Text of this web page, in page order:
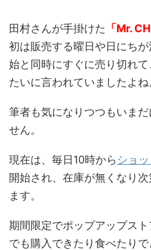
田村さんが手掛けた 「Mr.
初は販売する曜日や日にち
始と同時にすぐに売り切れ
たいに言われていましたよね
筆者も気になりつつもいま
せん。
現在は、毎日10時から ショ
開始され、在庫が無くなり
ます。
期間限定でポップアップス
でも購入できたり食べたりで